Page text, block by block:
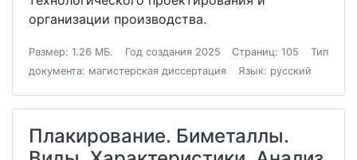
организации производства.
Размер: 1.26 МБ. Год создания 2025 Страниц: 105
Тип
документа: магистерская диссертация
Язык: русский
Плакирование. Биметаллы.